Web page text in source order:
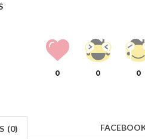
0 0 0
(0)